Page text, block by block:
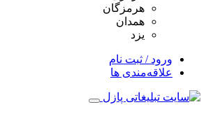
هرمزگان
همدان
یزد
ورود / ثبت نام
علاقه‌مندی ها